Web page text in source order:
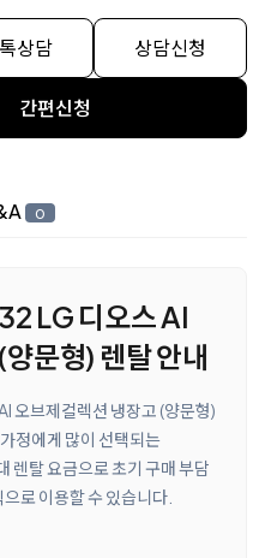
상담 상담신청
간편신청
0
LG 디오스 AI
문형) 렌탈 안내
브제컬렉션 냉장고 (양문형)
정에게 많이 선택되는
렌탈 요금으로 초기 구매 부담
로 이용할 수 있습니다.